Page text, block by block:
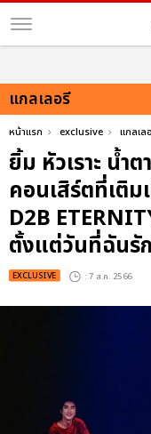
แกลเลอรี
หน้าแรก exclusive แกลเล
ยิ้ม หัวเราะ น้ำ
คอนเสิร์ตที่เติ
D2B
ตั้งแต่วันที่ฉันรั
EXCLUSIVE : 7 ส.ค. 2566